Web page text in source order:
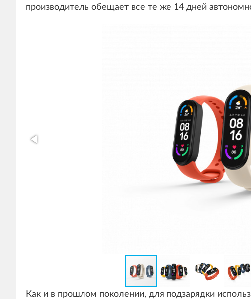
производитель обещает все те же 14 дней
Как и в прошлом поколении, для подзарядки